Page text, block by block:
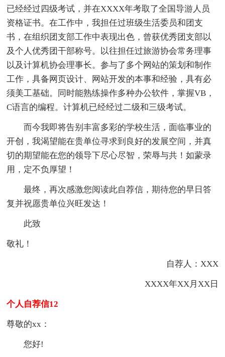
已经经过四级考试，并在XXXX年考取了全国导游人员
资格证书。在工作中，我担任过班级生活委员和团支
书，在组织团支部工作中表现出色，曾获优秀团支部以
及个人优秀团干部称号。以往担任过旅游协会常务理事
以及计算机协会理事长。参与了多个网站的策划和制作
工作，具备网页设计、网站开发的本事和经验，具有必
须美工基础。同时能熟练操作多种办公软件，掌握VB，
C语言的编程。计算机已经经过二级和三级考试。
而今我即将告别丰富多彩的学校生活，面临事业的
开创，我渴望能在贵单位寻求到良好的发展空间，并真
切的期望能在您的领导下尽心尽智，荣辱与共！如蒙录
用，定不负厚望！
最终，再次感激您阅读此自荐信，期待您的早日答
复并祝愿贵单位兴旺发达！
此致
敬礼！
自荐人：XXX
XXXX年XX月XX日
个人自荐信12
尊敬的xx：
您好!